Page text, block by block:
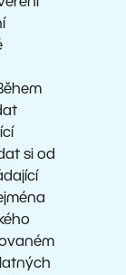
si od